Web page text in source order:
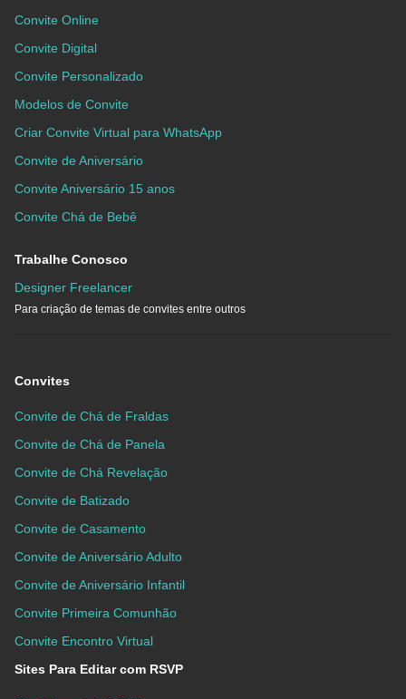
Convite Online
Convite Digital
Convite Personalizado
Modelos de Convite
Criar Convite Virtual para WhatsApp
Convite de Aniversário
Convite Aniversário 15 anos
Convite Chá de Bebê
Trabalhe Conosco
Designer Freelancer
Para criação de temas de convites entre outros
Convites
Convite de Chá de Fraldas
Convite de Chá de Panela
Convite de Chá Revelação
Convite de Batizado
Convite de Casamento
Convite de Aniversário Adulto
Convite de Aniversário Infantil
Convite Primeira Comunhão
Convite Encontro Virtual
Sites Para Editar com RSVP